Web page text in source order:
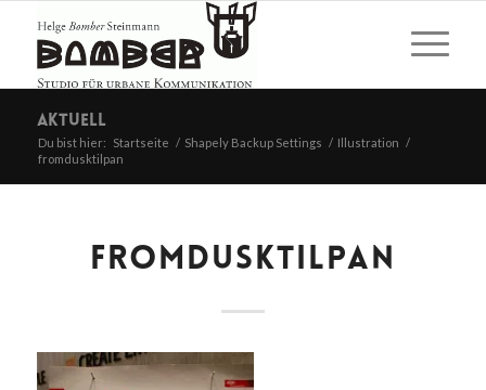
Aktuell
Du bist hier: Startseite / Shapely Backup Settings / Illustration /
fromdusktilpan
FROMDUSKTILPAN